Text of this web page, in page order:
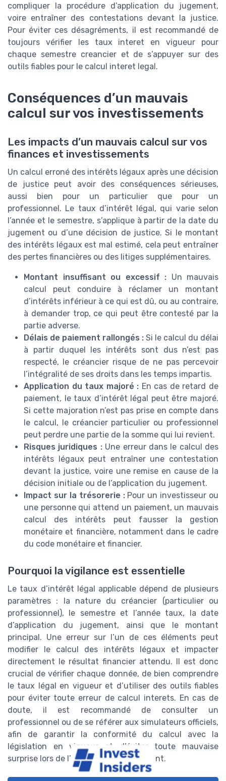
compliquer la procédure d’application du jugement,
voire entraîner des contestations devant la justice.
Pour éviter ces désagréments, il est recommandé de
toujours vérifier les taux interet en vigueur pour
chaque semestre creancier et de s’appuyer sur des
outils fiables pour le calcul interet legal.
Conséquences d’un mauvais
calcul sur vos investissements
Les impacts d’un mauvais calcul sur vos
finances et investissements
Un calcul erroné des intérêts légaux après une décision
de justice peut avoir des conséquences sérieuses,
aussi bien pour un particulier que pour un
professionnel. Le taux d’intérêt légal, qui varie selon
l’année et le semestre, s’applique à partir de la date du
jugement ou d’une décision de justice. Si le montant
des intérêts légaux est mal estimé, cela peut entraîner
des pertes financières ou des litiges supplémentaires.
Montant insuffisant ou excessif : Un mauvais
calcul peut conduire à réclamer un montant
d’intérêts inférieur à ce qui est dû, ou au contraire,
à demander trop, ce qui peut être contesté par la
partie adverse.
Délais de paiement rallongés : Si le calcul du délai
à partir duquel les intérêts sont dus n’est pas
respecté, le créancier risque de ne pas percevoir
l’intégralité de ses droits dans les temps impartis.
Application du taux majoré : En cas de retard de
paiement, le taux d’intérêt légal peut être majoré.
Si cette majoration n’est pas prise en compte dans
le calcul, le créancier particulier ou professionnel
peut perdre une partie de la somme qui lui revient.
Risques juridiques :Une erreur dans le calcul des
intérêts légaux peut entraîner une contestation
devant la justice, voire une remise en cause de la
décision initiale ou de l’application du jugement.
Impact sur la trésorerie :Pour un investisseur ou
une personne qui attend un paiement, un mauvais
calcul des intérêts peut fausser la gestion
monétaire et financière, notamment dans le cadre
du code monétaire et financier.
Pourquoi la vigilance est essentielle
Le taux d’intérêt légal applicable dépend de plusieurs
paramètres : la nature du créancier (particulier ou
professionnel), le semestre et l’année taux, la date
d’application du jugement, ainsi que le montant
principal. Une erreur sur l’un de ces éléments peut
modifier le calcul des intérêts légaux et impacter
directement le résultat financier attendu. Il est donc
crucial de vérifier chaque donnée, de bien comprendre
le taux légal en vigueur et d’utiliser des outils fiables
pour éviter toute erreur de calcul interets. En cas de
doute, il est recommandé de consulter un
professionnel ou de se référer aux simulateurs officiels,
afin de garantir la conformité du calcul avec la
législation en vigueur et d’éviter toute mauvaise
surprise lors de l’application du jugement.